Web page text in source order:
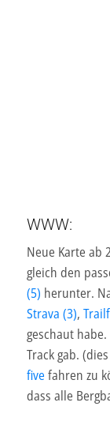
WWW:
Neue Karte ab
gleich den
(5) herunter.
Strava (3),
geschaut
Track gab.
five fahren zu
dass alle